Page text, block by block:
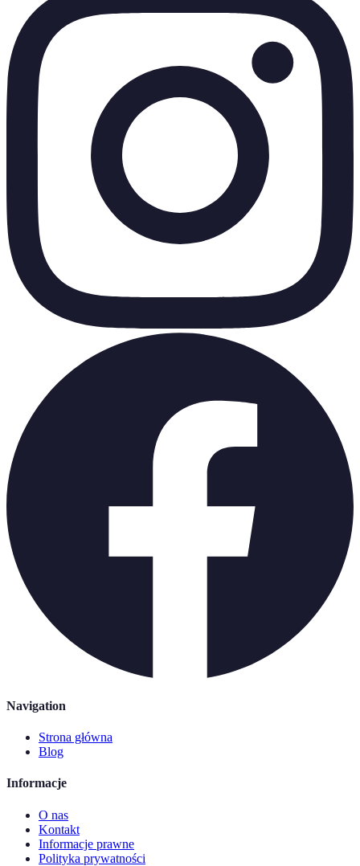
Navigation
Strona główna
Blog
Informacje
O nas
Kontakt
Informacje prawne
Polityka prywatności